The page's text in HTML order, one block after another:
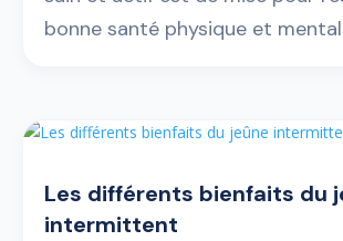
bonne santé physique et
Les différents bienfaits du
intermittent